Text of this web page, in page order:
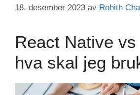
18. desember 2023 av Rohith
​​React Native
hva skal jeg